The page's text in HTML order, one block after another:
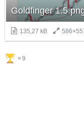
Goldfinger
135,27 kB
9